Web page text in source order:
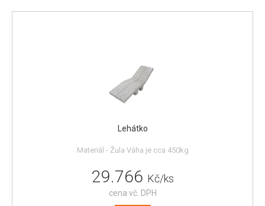
Lehátko
Materiál - Žula Váha je cca 450kg
29.766 Kč/ks
cena vč. DPH